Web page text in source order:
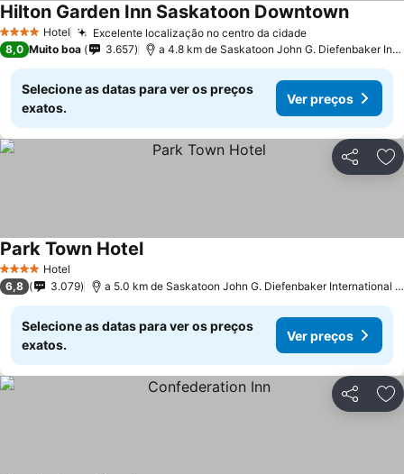
4 EstrelasHotel Excelente localização no centro da cidade
Hilton Garden Inn Saskatoon Downtown
8,0 Muito boa 3.657 a 4.8 km de Saskatoon John G. Diefenbaker International Airport
Selecione as datas para ver os preços
exatos.
Ver preços
Partilhar
4 EstrelasHotel
Park Town Hotel
6,8 3.079 a 5.0 km de Saskatoon John G. Diefenbaker International Airport
Selecione as datas para ver os preços
exatos.
Ver preços
Partilhar